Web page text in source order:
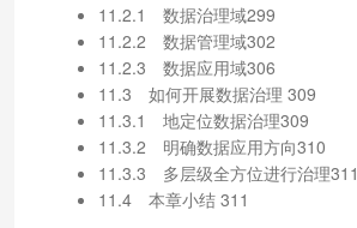
11.2.1 数据治理域299
11.2.2 数据管理域302
11.2.3 数据应用域306
11.3 如何开展数据治理 309
11.3.1 地定位数据治理309
11.3.2 明确数据应用方向310
11.3.3 多层级全方位进行治理311
11.4 本章小结 311